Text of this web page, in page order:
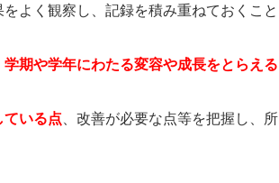
よく観察し、記録を積み重ねておくこと
学期や学年にわたる変容や成長をとらえる
いる点、改善が必要な点等を把握し、所